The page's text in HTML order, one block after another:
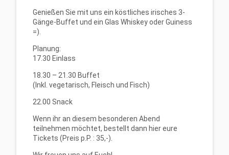
Genießen Sie mit uns ein köstliches irisches 3-
Gänge-Buffet und ein Glas Whiskey oder Guiness
=).
Planung:
17.30 Einlass
18.30 – 21.30 Buffet
(Inkl. vegetarisch, Fleisch und Fisch)
22.00 Snack
Wenn ihr an diesem besonderen Abend
teilnehmen möchtet, bestellt dann hier eure
Tickets (Preis p.P. : 35,-).